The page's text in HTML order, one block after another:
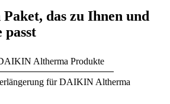
das zu Ihnen und
passt
Altherma Produkte
für DAIKIN Altherma